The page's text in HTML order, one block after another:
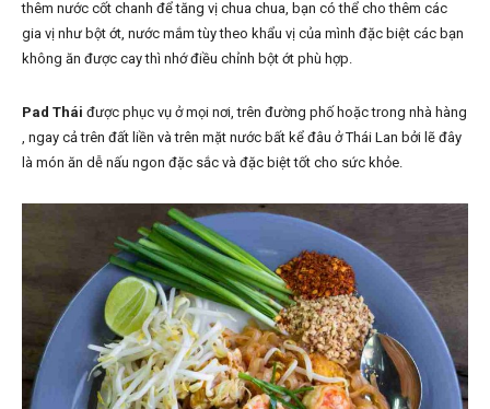
thêm nước cốt chanh để tăng vị chua chua, bạn có thể cho thêm các
gia vị như bột ớt, nước mắm tùy theo khẩu vị của mình đặc biệt các bạn
không ăn được cay thì nhớ điều chỉnh bột ớt phù hợp.
Pad Thái được phục vụ ở mọi nơi, trên đường phố hoặc trong nhà hàng
, ngay cả trên đất liền và trên mặt nước bất kể đâu ở Thái Lan bởi lẽ đây
là món ăn dễ nấu ngon đặc sắc và đặc biệt tốt cho sức khỏe.